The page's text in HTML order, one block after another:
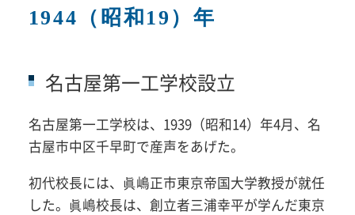
1944（昭和19）年
名古屋第一工学校設立
名古屋第一工学校は、1939（昭和14）年4月、名
古屋市中区千早町で産声をあげた。
初代校長には、眞嶋正市東京帝国大学教授が就任
した。眞嶋校長は、創立者三浦幸平が学んだ東京